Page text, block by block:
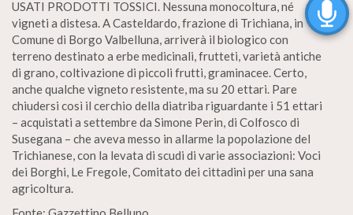
USATI PRODOTTI TOSSICI. Nessuna monocoltura, né
vigneti a distesa. A Casteldardo, frazione di Trichiana, in
Comune di Borgo Valbelluna, arriverà il biologico con
terreno destinato a erbe medicinali, frutteti, varietà antiche
di grano, coltivazione di piccoli frutti, graminacee. Certo,
anche qualche vigneto resistente, ma su 20 ettari. Pare
chiudersi così il cerchio della diatriba riguardante i 51 ettari
– acquistati a settembre da Simone Perin, di Colfosco di
Susegana – che aveva messo in allarme la popolazione del
Trichianese, con la levata di scudi di varie associazioni: Voci
dei Borghi, Le Fregole, Comitato dei cittadini per una sana
agricoltura.